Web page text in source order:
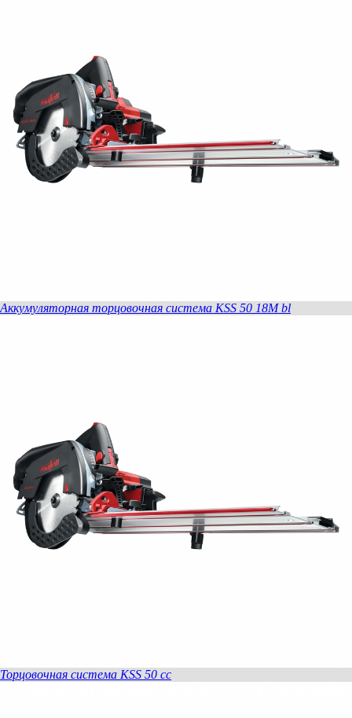
Аккумуляторная торцовочная система KSS 50 18M bl
Торцовочная система KSS 50 сс